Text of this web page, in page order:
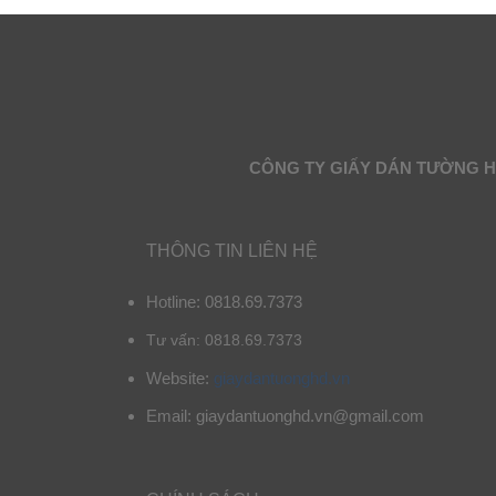
CÔNG TY GIẤY DÁN TƯỜNG
THÔNG TIN LIÊN HỆ
Hotline: 0818.69.7373
Tư vấn: 0818.69.7373
Website: giaydantuonghd.vn
Email: giaydantuonghd.vn@gmail.com